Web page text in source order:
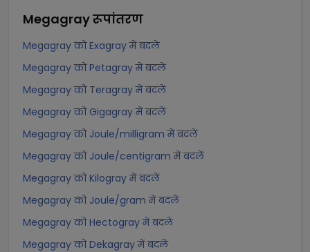
Megagrayरूपांतरण
Megagray को Exagray में बदलें
Megagray को Petagray में बदलें
Megagray को Teragray में बदलें
Megagray को Gigagray में बदलें
Megagray को Joule/milligram में बदलें
Megagray को Joule/centigram में बदलें
Megagray को Kilogray में बदलें
Megagray को Joule/gram में बदलें
Megagray को Hectogray में बदलें
Megagray को Dekagray में बदलें